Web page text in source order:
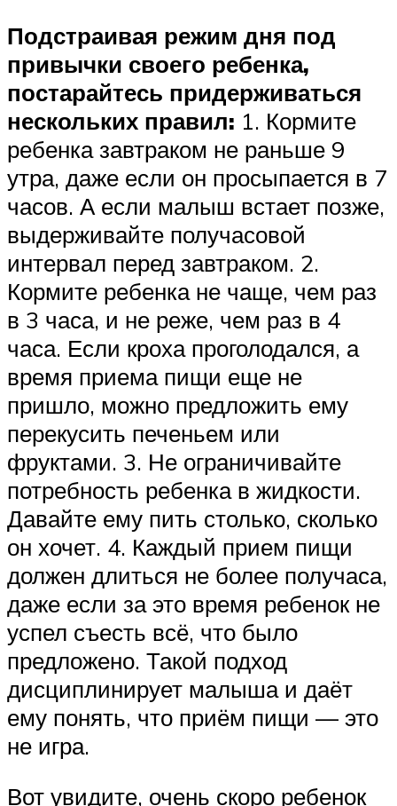
Подстраивая режим дня под
привычки своего ребенка,
постарайтесь придерживаться
нескольких правил: 1. Кормите
ребенка завтраком не раньше 9
утра, даже если он просыпается в 7
часов. А если малыш встает позже,
выдерживайте получасовой
интервал перед завтраком. 2.
Кормите ребенка не чаще, чем раз
в 3 часа, и не реже, чем раз в 4
часа. Если кроха проголодался, а
время приема пищи еще не
пришло, можно предложить ему
перекусить печеньем или
фруктами. 3. Не ограничивайте
потребность ребенка в жидкости.
Давайте ему пить столько, сколько
он хочет. 4. Каждый прием пищи
должен длиться не более получаса,
даже если за это время ребенок не
успел съесть всё, что было
предложено. Такой подход
дисциплинирует малыша и даёт
ему понять, что приём пищи — это
не игра.
Вот увидите, очень скоро ребенок